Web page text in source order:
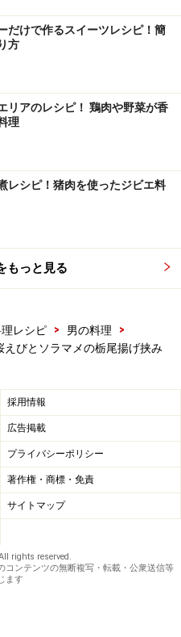
食中毒や体調不良を引き起こ
で、正しい方法で行い、なる
また、持ち運びの際は保存方
の書籍をチェック！
書籍をチェック！
だけで作るスイーツレシピ！簡
方
リアのレシピ！ 鶏肉や野菜が香
理
レシピ！猪肉を使ったジビエ料
もっと見る
レシピ > 男の料理
>
えびとソラマメの栃尾揚げ挟み
採用情報
広告掲載
プライバシーポリシー
著作権・商標・免責
サイトマップ
rights reserved.
ンテンツの無断複写・転載・公衆送信等
ます